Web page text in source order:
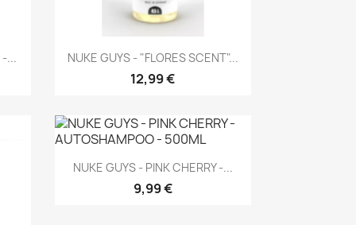
-... Aperçu rapide
NUKE GUYS - "FLORES SCENT"...
12,99 €
 Aperçu rapide
NUKE GUYS - PINK CHERRY -...
9,99 €